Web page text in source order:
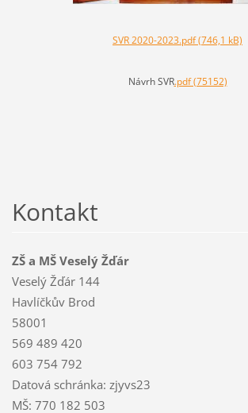
SVR 2020-2023.pdf (746,1 kB)
Návrh SVR.pdf (75152)
Kontakt
ZŠ a MŠ Veselý Žďár
Veselý Žďár 144
Havlíčkův Brod
58001
569 489 420
603 754 792
Datová schránka: zjyvs23
MŠ: 770 182 503